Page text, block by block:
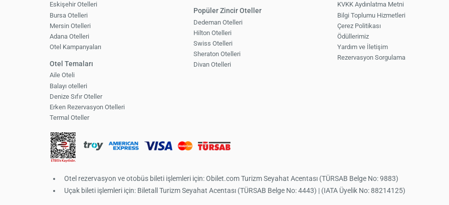
Eskişehir Otelleri
Bursa Otelleri
Mersin Otelleri
Adana Otelleri
Otel Kampanyaları
Otel Temaları
Aile Oteli
Balayı otelleri
Denize Sıfır Oteller
Erken Rezervasyon Otelleri
Termal Oteller
Popüler Zincir Oteller
Dedeman Otelleri
Hilton Otelleri
Swiss Otelleri
Sheraton Otelleri
Divan Otelleri
KVKK Aydınlatma Metni
Bilgi Toplumu Hizmetleri
Çerez Politikası
Ödüllerimiz
Yardım ve İletişim
Rezervasyon Sorgulama
Otel rezervasyon ve otobüs bileti işlemleri için: Obilet.com Turizm Seyahat Acentası (TÜRSAB Belge No: 9883)
Uçak bileti işlemleri için: Biletall Turizm Seyahat Acentası (TÜRSAB Belge No: 4443) | (IATA Üyelik No: 88214125)